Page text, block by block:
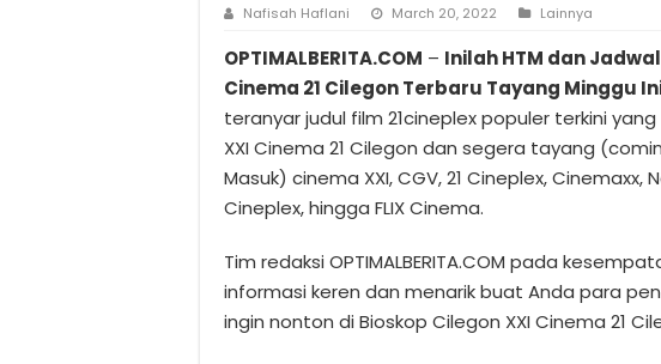
Nafisah Haflani March 20, 2022 Lainnya
OPTIMALBERITA.COM – Inilah HTM dan
Cinema 21 Cilegon Terbaru Tayang Minggu
teranyar judul film 21cineplex populer terkini
XXI Cinema 21 Cilegon dan segera tayang
Masuk) cinema XXI, CGV, 21 Cineplex, Cinemaxx,
Cineplex, hingga FLIX Cinema.
Tim redaksi OPTIMALBERITA.COM pada
informasi keren dan menarik buat Anda para
ingin nonton di Bioskop Cilegon XXI Cinema 21